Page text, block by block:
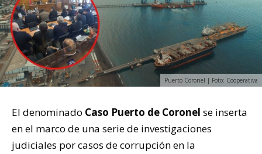
Puerto Coronel | Foto: Cooperativa
El denominado Caso Puerto de Coronel se inserta
en el marco de una serie de investigaciones
judiciales por casos de corrupción en la